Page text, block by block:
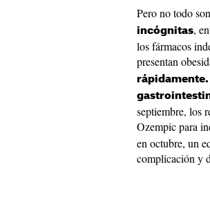
Pero no todo
incógnitas,
los fármacos
presentan
rápidamente.
septiembre, los
Ozempic para
en octubre, un
complicación y